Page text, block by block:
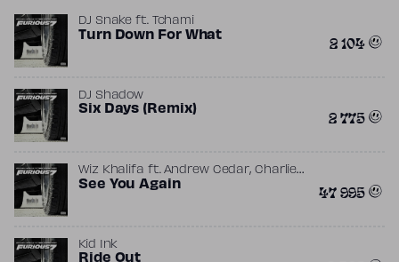
DJ Snake ft. Tchami
Turn Down For What 2 104
DJ Shadow
Six Days (Remix) 2 775
Wiz Khalifa ft.Andrew Cedar, Charlie
Puth ,DJ Frank E
See You Again 47 995
Kid Ink
Ride Out